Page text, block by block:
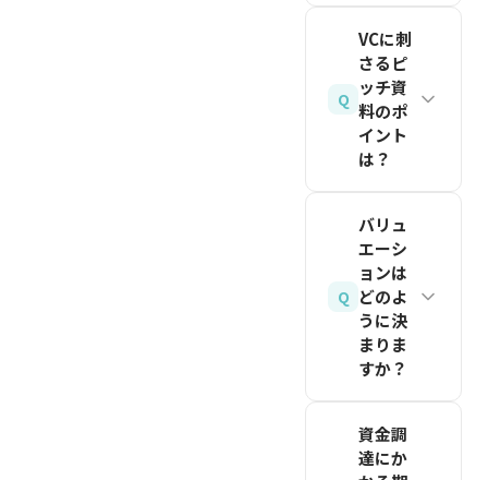
を読む
の調達が
多いで
す。バリ
ュエーシ
ョンはプ
で3〜10
億円の範
囲が一般
的です
が、事業
領域やチ
成、トラ
クション
は日本版
の転換型
新株予約
権で、シ
ード期に
れる投資
契約で
す。バリ
ュエーシ
ョンの決
定をシリ
で先送り
できるた
Q
VCに刺
さるピ
ッチ資
料のポ
イント
は？
階では、
市場の課
題と解決
策の明確
さ、創業
者の原体
熱、市場
規模の大
Q
バリュ
エーシ
ョンは
どのよ
うに決
まりま
すか？
のバリュ
エーショ
資金調
達にか